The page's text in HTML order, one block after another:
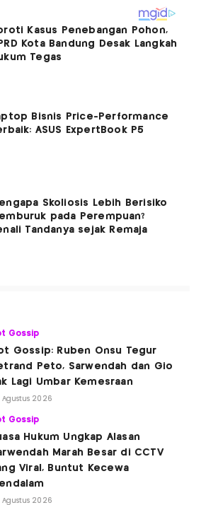
Kasus Penebangan Pohon,
Kota Bandung Desak Langkah
Tegas
Bisnis Price-Performance
ASUS ExpertBook P5
Skoliosis Lebih Berisiko
pada Perempuan?
Tandanya sejak Remaja
Gossip
Gossip: Ruben Onsu Tegur
Peto, Sarwendah dan Gio
Lagi Umbar Kemesraan
Agustus 2026
Gossip
Hukum Ungkap Alasan
Marah Besar di CCTV
Viral, Buntut Kecewa
Agustus 2026